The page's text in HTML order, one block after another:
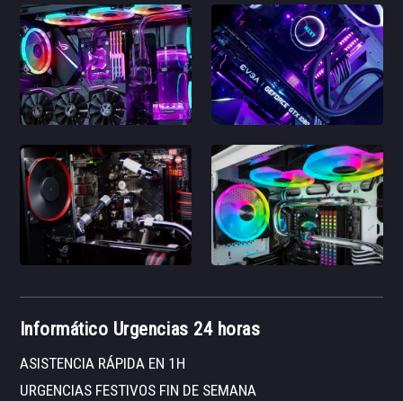
Informático Urgencias 24 horas
ASISTENCIA RÁPIDA EN 1H
URGENCIAS FESTIVOS FIN DE SEMANA